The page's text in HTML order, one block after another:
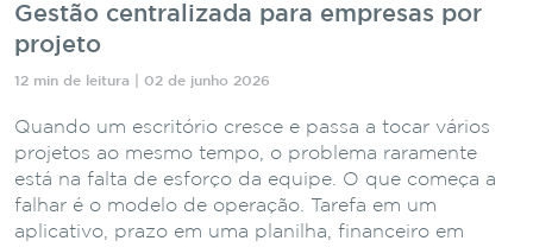
Gestão centralizada para empresas por
projeto
12 min de leitura | 02 de junho 2026
Quando um escritório cresce e passa a tocar vários
projetos ao mesmo tempo, o problema raramente
está na falta de esforço da equipe. O que começa a
falhar é o modelo de operação. Tarefa em um
aplicativo, prazo em uma planilha, financeiro em